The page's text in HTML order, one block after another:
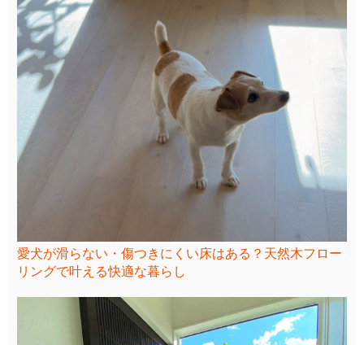
愛犬が滑らない・傷つきにくい床はある？天然木フロー
リングで叶える快適な暮らし